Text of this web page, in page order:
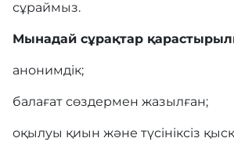
Бейне галерея
сұраймыз.
Мынадай сұрақтар
анонимдік;
балағат сөздермен жазылған;
оқылуы қиын және түсініксіз